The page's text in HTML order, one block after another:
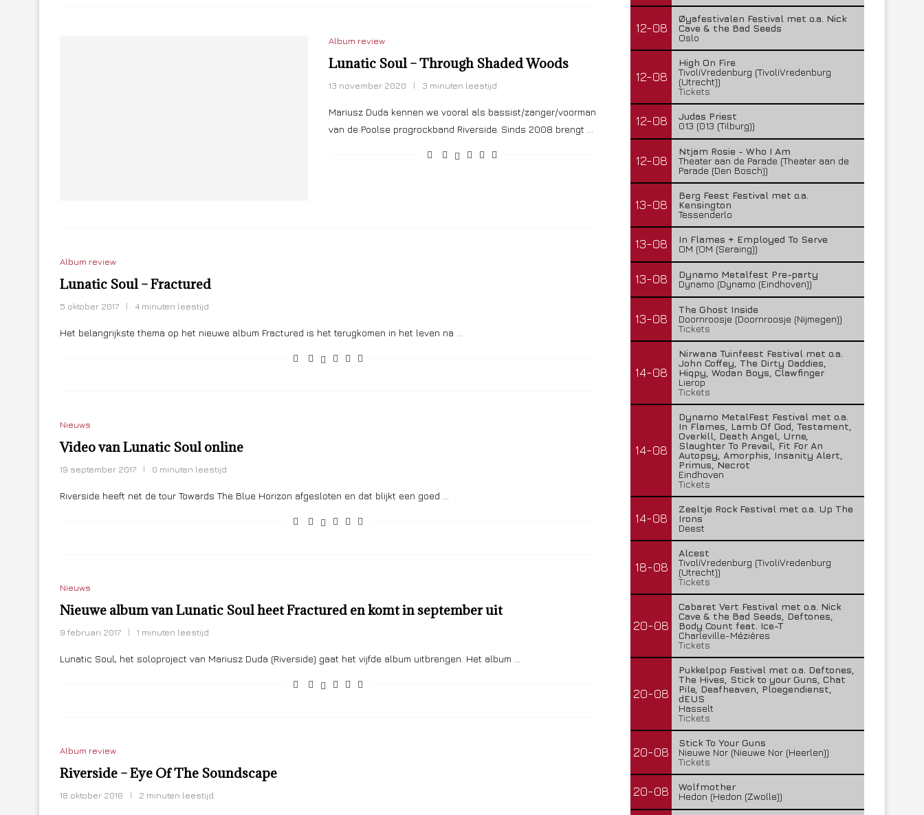
Album review
Lunatic Soul – Through Shaded Woods
13 november 2020 3 minuten leestijd
Mariusz Duda kennen we vooral als bassist/zanger/voorman
van de Poolse progrockband Riverside. Sinds 2008 brengt …
Album review
Lunatic Soul – Fractured
5 oktober 2017 4 minuten leestijd
Het belangrijkste thema op het nieuwe album Fractured is het terugkomen in het leven na …
Nieuws
Video van Lunatic Soul online
19 september 2017 0 minuten leestijd
Riverside heeft net de tour Towards The Blue Horizon afgesloten en dat blijkt een goed …
Nieuws
Nieuwe album van Lunatic Soul heet Fractured en komt in september uit
9 februari 2017 1 minuten leestijd
Lunatic Soul, het soloproject van Mariusz Duda (Riverside) gaat het vijfde album uitbrengen. Het album …
Album review
Riverside – Eye Of The Soundscape
18 oktober 2016 2 minuten leestijd
12-08
Øyafestivalen Festival met o.a. Nick
Cave & the Bad Seeds
Oslo
12-08
High On Fire
TivoliVredenburg (TivoliVredenburg
(Utrecht))
Tickets
12-08
Judas Priest
013 (013 (Tilburg))
12-08
Ntjam Rosie - Who I Am
Theater aan de Parade (Theater aan de
Parade (Den Bosch))
13-08
Berg Feest Festival met o.a.
Kensington
Tessenderlo
13-08
In Flames + Employed To Serve
OM (OM (Seraing))
13-08
Dynamo Metalfest Pre-party
Dynamo (Dynamo (Eindhoven))
13-08
The Ghost Inside
Doornroosje (Doornroosje (Nijmegen))
Tickets
14-08
Nirwana Tuinfeest Festival met o.a.
John Coffey, The Dirty Daddies,
Hiqpy, Wodan Boys, Clawfinger
Lierop
Tickets
14-08
Dynamo MetalFest Festival met o.a.
In Flames, Lamb Of God, Testament,
Overkill, Death Angel, Urne,
Slaughter To Prevail, Fit For An
Autopsy, Amorphis, Insanity Alert,
Primus, Necrot
Eindhoven
Tickets
14-08
Zeeltje Rock Festival met o.a. Up The
Irons
Deest
18-08
Alcest
TivoliVredenburg (TivoliVredenburg
(Utrecht))
Tickets
20-08
Cabaret Vert Festival met o.a. Nick
Cave & the Bad Seeds, Deftones,
Body Count feat. Ice-T
Charleville-Mézières
Tickets
20-08
Pukkelpop Festival met o.a. Deftones,
The Hives, Stick to your Guns, Chat
Pile, Deafheaven, Ploegendienst,
dEUS
Hasselt
Tickets
20-08
Stick To Your Guns
Nieuwe Nor (Nieuwe Nor (Heerlen))
Tickets
20-08
Wolfmother
Hedon (Hedon (Zwolle))